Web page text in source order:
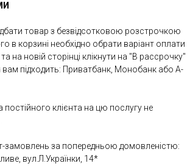
товар з безвідсотковою розстрочкою
в корзині необхідно обрати варіант оплати
на новій сторінці клікнути на "В рассрочку"
вам підходить: Приватбанк, Монобанк або А-
клієнта на цю послугу не
замовлень за попередньою домовленістю:
вул.Л.Українки, 14*